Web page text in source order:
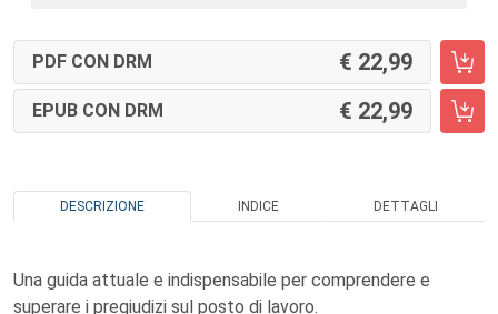
PDF CON DRM 22,99
EPUB CON DRM 22,99
DESCRIZIONE INDICE DETTAGLI
Una guida attuale e indispensabile per comprendere e
superare i pregiudizi sul posto di lavoro.